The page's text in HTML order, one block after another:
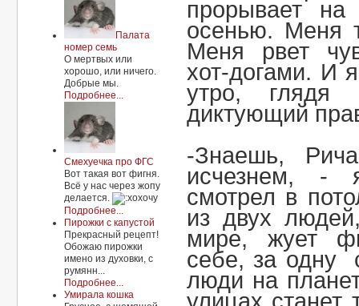
Палата
номер семь
О мертвых или
хорошо, или ничего.
Добрые мы.
Подробнее...
Смехуечка про ФГС
Вот такая вот фигня.
Всё у нас через жопу
делается.
Подробнее...
Пирожки с капустой
Прекрасный рецепт!
Обожаю пирожки
имено из духовки, с
румянн...
Подробнее...
Умирала кошка
прорывает
осенью. Меня
Меня рвет
хот-догами. И
утро, глядя
диктующий
-Знаешь,
исчезнем, -
смотрел в
из двух
мире, жует
себе, за одну
люди на